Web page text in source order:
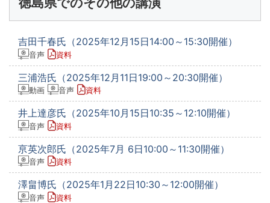
吉田千春氏（2025年12月15日14:00～15:30開催）
音声 資料
三浦浩氏（2025年12月11日19:00～20:30開催）
動画 音声 資料
井上達彦氏（2025年10月15日10:35～12:10開催）
音声 資料
亰英次郎氏（2025年7月 6日10:00～11:30開催）
音声 資料
澤畠博氏（2025年1月22日10:30～12:00開催）
音声 資料